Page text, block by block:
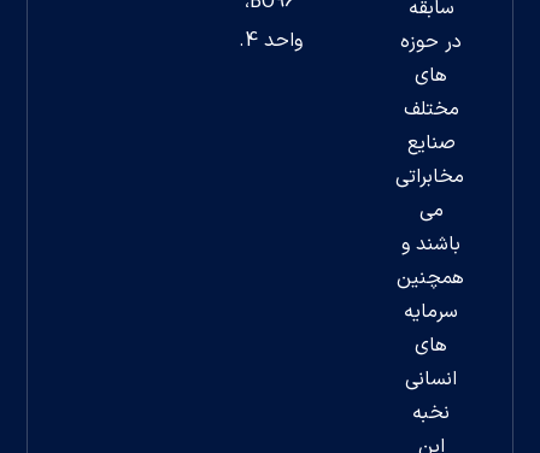
سابقه
در حوزه
های
مختلف
صنایع
مخابراتی
می
باشند و
همچنین
سرمایه
های
انسانی
نخبه
این
واحد 4.